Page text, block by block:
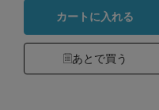
カートに入れる
あとで買う